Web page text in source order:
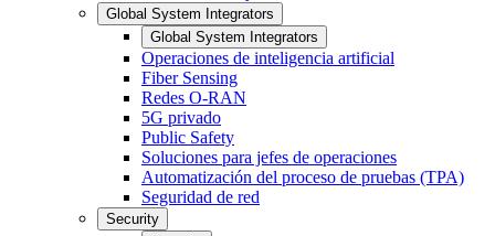
Global System Integrators
Global System Integrators
Operaciones de inteligencia artificial
Fiber Sensing
Redes O-RAN
5G privado
Public Safety
Soluciones para jefes de operaciones
Automatización del proceso de pruebas (TPA)
Seguridad de red
Security